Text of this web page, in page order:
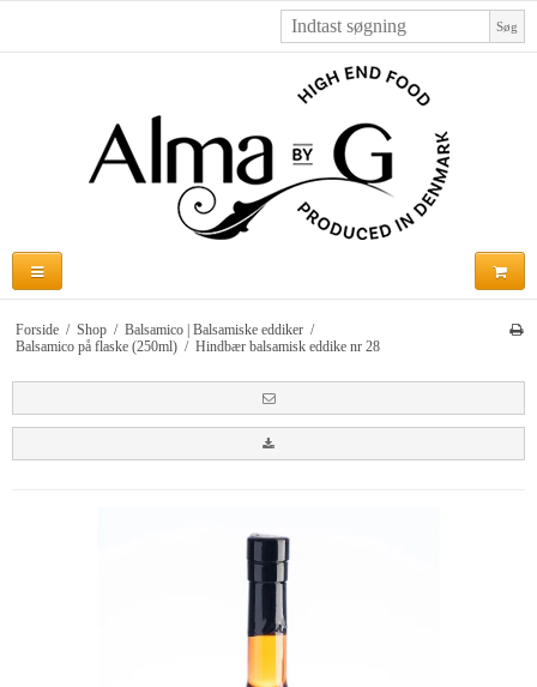
Søg
Forside / Shop / Balsamico | Balsamiske eddiker /
Balsamico på flaske (250ml) / Hindbær balsamisk eddike nr 28